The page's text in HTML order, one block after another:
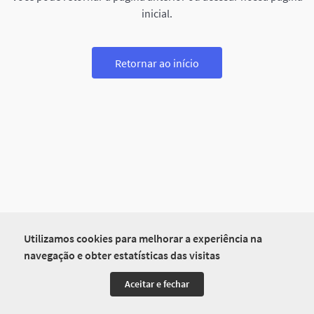
Utilizamos cookies para melhorar a experiência na
navegação e obter estatísticas das visitas
Aceitar e fechar
inicial.
Retornar ao início